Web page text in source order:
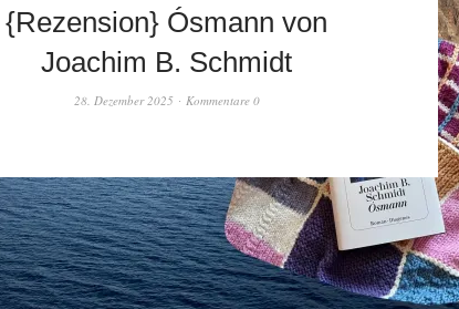
{Rezension} Ósmann von
Joachim B. Schmidt
28. Dezember 2025 Kommentare 0